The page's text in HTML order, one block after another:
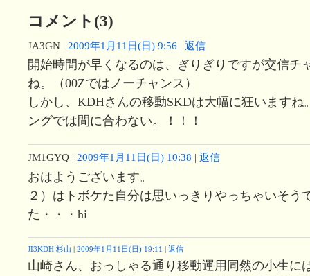
コメント(3)
JA3GN | 2009年1月11日(日) 9:56 | 返信
開始時間が早くなるのは、ぎりぎりですが交信チ
ね。（00Zではノーチャンス）
しかし、KDHさんの移動SKDは大幅に狂いますね
ングでは間に合わない。！！！
JM1GYQ | 2009年1月11日(日) 10:38 | 返信
おはようございます。
２）はトボケた自分は思いっきりやっちゃいそう
た・・・hi
JI3KDH 杉山 | 2009年1月11日(日) 19:11 | 返信
山崎さん、おっしゃる通り移動運用同然の小生に